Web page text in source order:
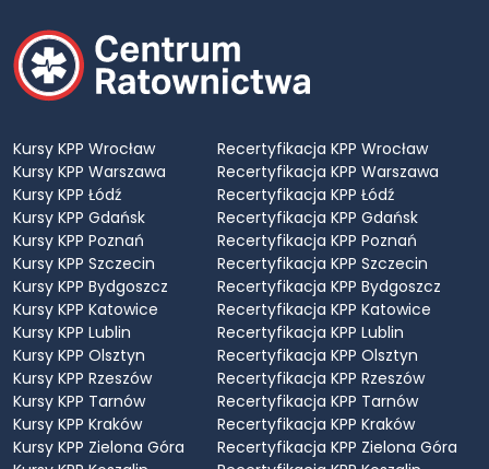
Kursy KPP Wrocław
Kursy KPP Warszawa
Kursy KPP Łódź
Kursy KPP Gdańsk
Kursy KPP Poznań
Kursy KPP Szczecin
Kursy KPP Bydgoszcz
Kursy KPP Katowice
Kursy KPP Lublin
Kursy KPP Olsztyn
Kursy KPP Rzeszów
Kursy KPP Tarnów
Kursy KPP Kraków
Kursy KPP Zielona Góra
Recertyfikacja KPP Wrocław
Recertyfikacja KPP Warszawa
Recertyfikacja KPP Łódź
Recertyfikacja KPP Gdańsk
Recertyfikacja KPP Poznań
Recertyfikacja KPP Szczecin
Recertyfikacja KPP Bydgoszcz
Recertyfikacja KPP Katowice
Recertyfikacja KPP Lublin
Recertyfikacja KPP Olsztyn
Recertyfikacja KPP Rzeszów
Recertyfikacja KPP Tarnów
Recertyfikacja KPP Kraków
Recertyfikacja KPP Zielona Góra